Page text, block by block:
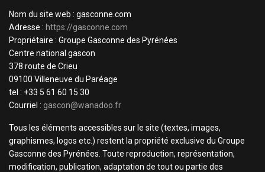
Nom du site web : gasconne.com
Adresse : https://gasconne.com
Propriétaire : Groupe Gasconne des Pyrénées
Centre national gascon
378 route de Crieu
09100 Villeneuve du Paréage
tel : +33 5 61 60 15 30
Courriel : gascon@wanadoo.fr
Tous les éléments accessibles sur le site (textes, images,
graphismes, logos etc.) restent la propriété exclusive du Groupe
Gasconne des Pyrénées. Toute reproduction, représentation,
modification, publication, adaptation de tout ou partie des